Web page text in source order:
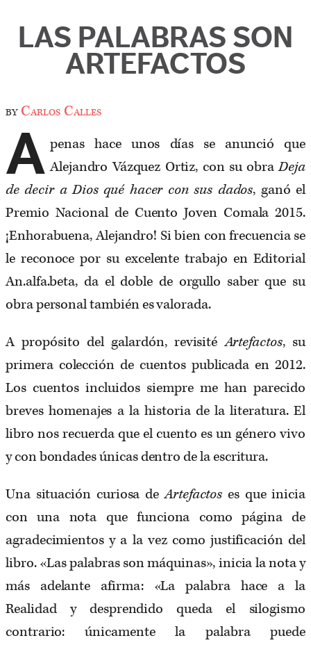
LAS PALABRAS SON
ARTEFACTOS
byCarlos Calles
A penas hace unos días se anunció que
Alejandro Vázquez Ortiz, con su obraDeja
de decir a Dios qué hacer con sus dados, ganó el
Premio Nacional de Cuento Joven Comala 2015.
¡Enhorabuena, Alejandro! Si bien con frecuencia se
le reconoce por su excelente trabajo en Editorial
An.alfa.beta, da el doble de orgullo saber que su
obra personal también es valorada.
A propósito del galardón, revisitéArtefactos, su
primera colección de cuentos publicada en 2012.
Los cuentos incluidos siempre me han parecido
breves homenajes a la historia de la literatura. El
libro nos recuerda que el cuento es un género vivo
y con bondades únicas dentro de la escritura.
Una situación curiosa deArtefactos es que inicia
con una nota que funciona como página de
agradecimientos y a la vez como justificación del
libro. «Las palabras son máquinas», inicia la nota y
más adelante afirma: «La palabra hace a la
Realidad y desprendido queda el silogismo
contrario: únicamente la palabra puede